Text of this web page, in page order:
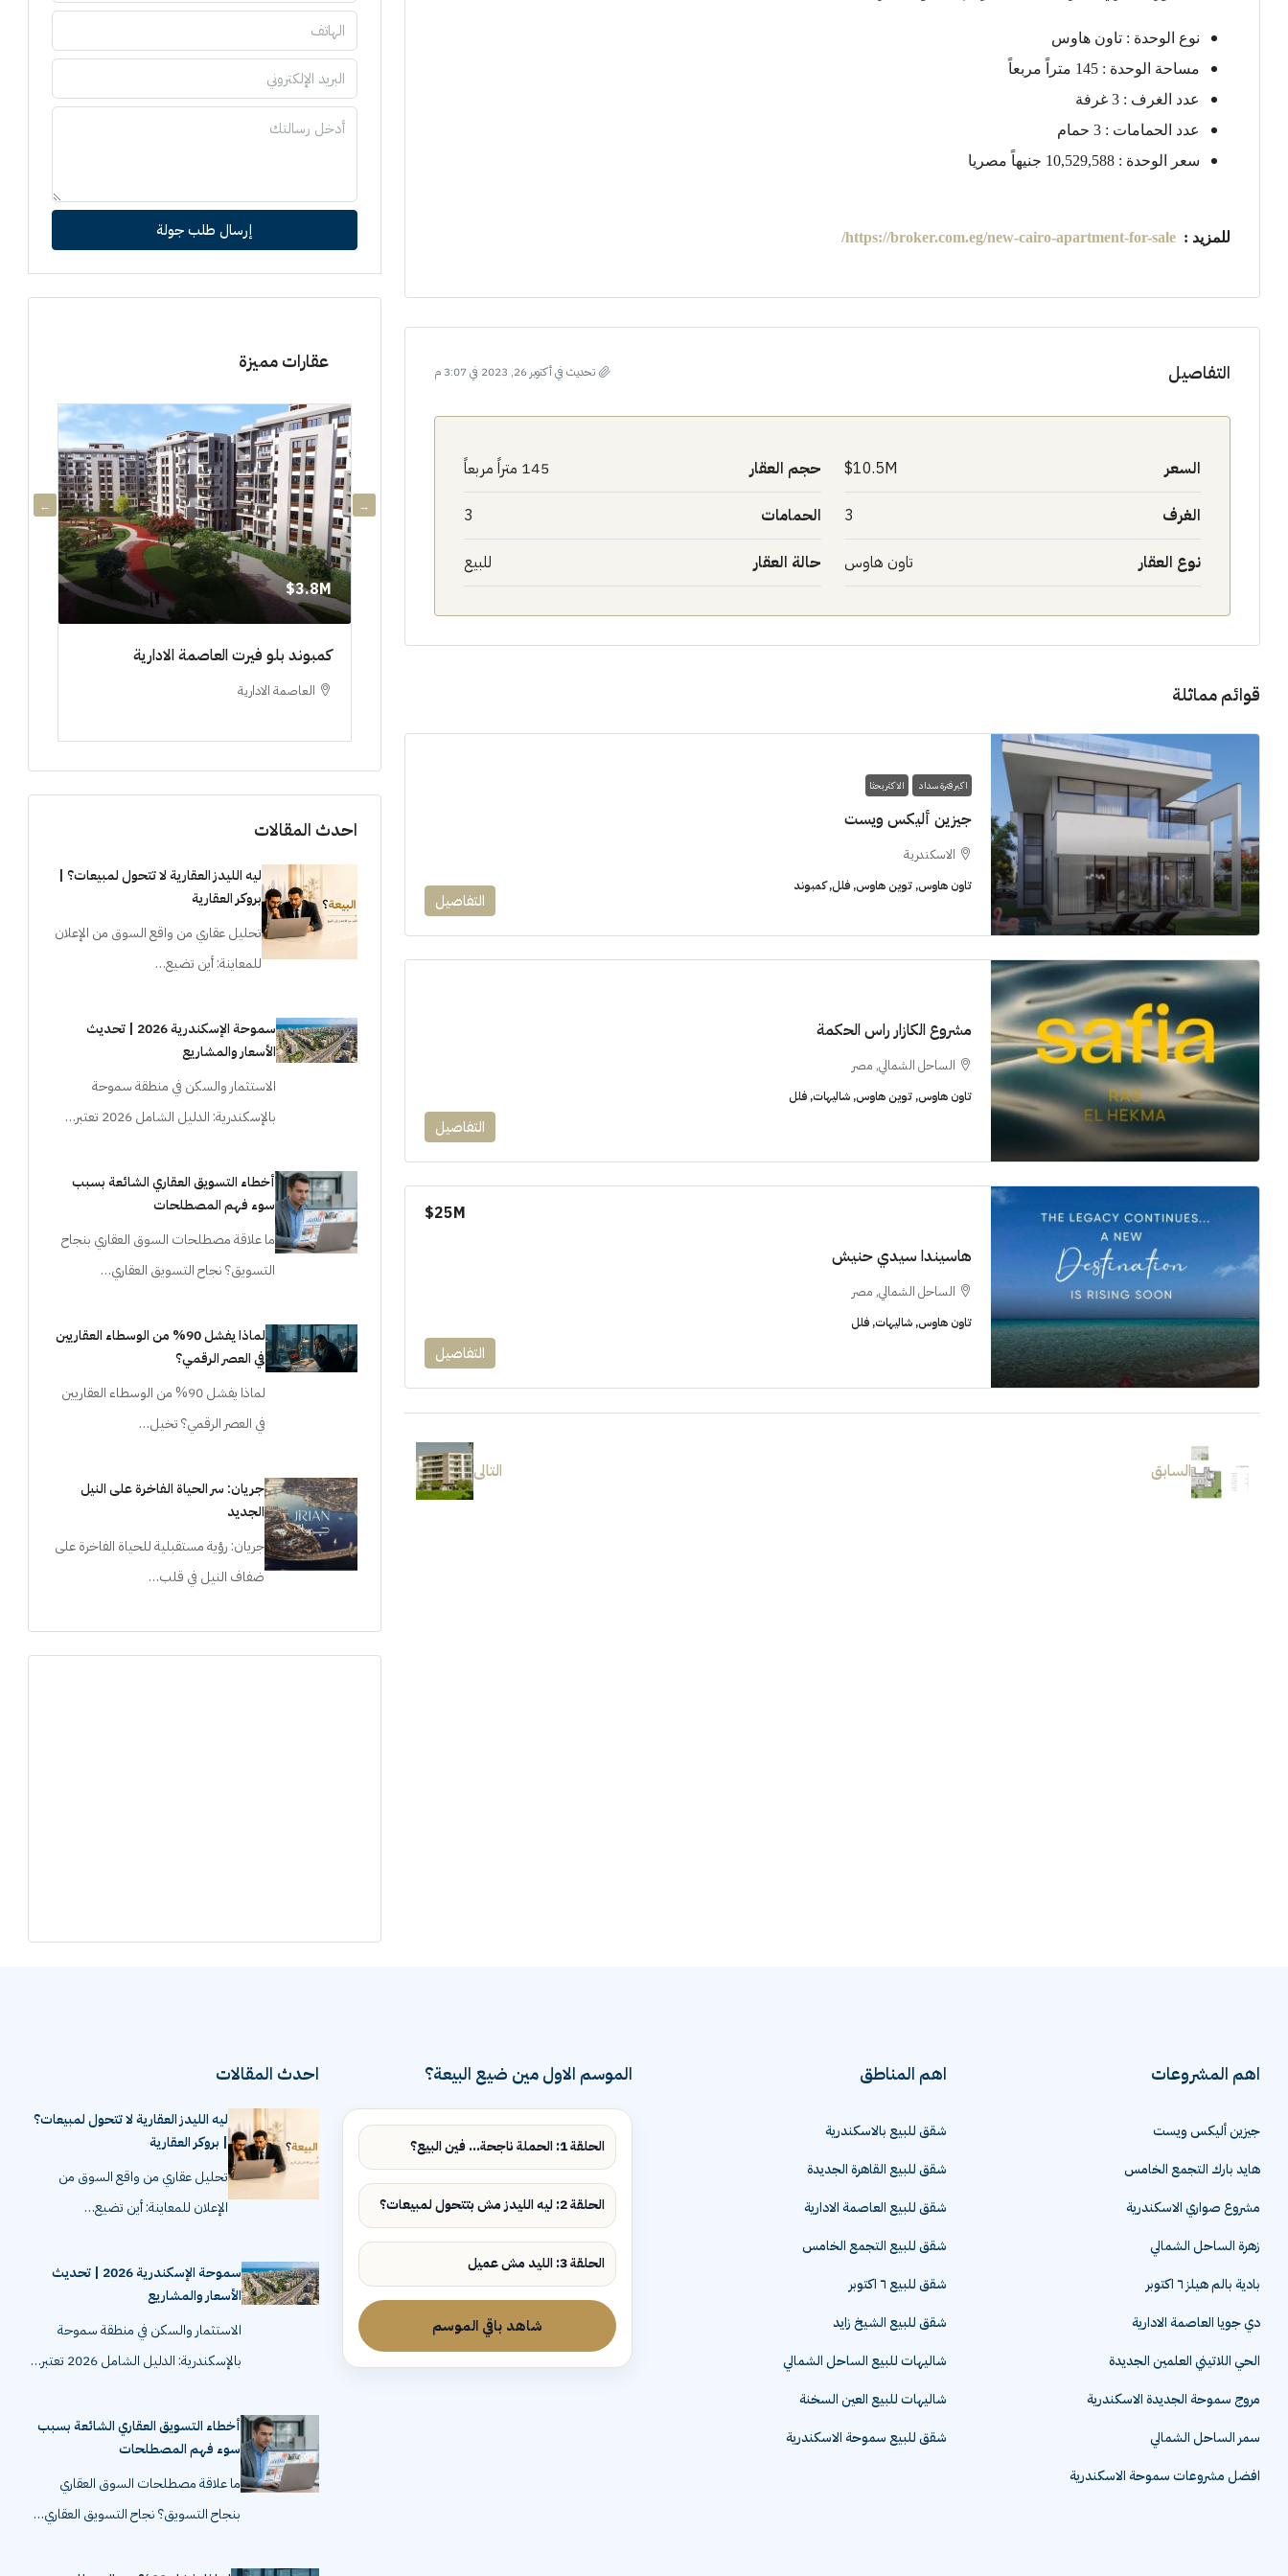
نوع الوحدة : تاون هاوس
مساحة الوحدة : 145 متراً مربعاً
عدد الغرف : 3 غرفة
عدد الحمامات : 3 حمام
سعر الوحدة : 10,529,588 جنيهاً مصريا
للمزيد : https://broker.com.eg/new-cairo-apartment-for-sale/
التفاصيل تحديث في أكتوبر 26, 2023 في 3:07 م
السعر 10.5M$ حجم العقار 145 متراً مربعاً
الغرف 3 الحمامات 3
نوع العقار تاون هاوس حالة العقار للبيع
قوائم مماثلة
اكبر فترة سداد الاكثر بحثا
جيزين أليكس ويست
الاسكندرية
تاون هاوس, توين هاوس, فلل, كمبوند
التفاصيل
مشروع الكازار راس الحكمة
الساحل الشمالي, مصر
تاون هاوس, توين هاوس, شاليهات, فلل
التفاصيل
هاسيندا سيدي حنيش
25M$
الساحل الشمالي, مصر
تاون هاوس, شاليهات, فلل
التفاصيل
السابق التالى
إرسال طلب جولة
عقارات مميزة
11M$
3.8M$
كمبوند بلو فيرت العاصمة الادارية
العاصمة الادارية
احدث المقالات
ليه الليدز العقارية لا تتحول لمبيعات؟ |
بروكر العقارية
تحليل عقاري من واقع السوق من الإعلان
للمعاينة: أين تضيع…
سموحة الإسكندرية 2026 | تحديث
الأسعار والمشاريع
الاستثمار والسكن في منطقة سموحة
بالإسكندرية: الدليل الشامل 2026 تعتبر…
أخطاء التسويق العقاري الشائعة بسبب
سوء فهم المصطلحات
ما علاقة مصطلحات السوق العقاري بنجاح
التسويق؟ نجاح التسويق العقاري…
لماذا يفشل 90% من الوسطاء العقاريين
في العصر الرقمي؟
لماذا يفشل 90% من الوسطاء العقاريين
في العصر الرقمي؟ تخيل…
جريان: سر الحياة الفاخرة على النيل
الجديد
جريان: رؤية مستقبلية للحياة الفاخرة على
ضفاف النيل في قلب…
اهم المشروعات
جيزين أليكس ويست
هايد بارك التجمع الخامس
مشروع صواري الاسكندرية
زهرة الساحل الشمالي
بادية بالم هيلز ٦ اكتوبر
دي جويا العاصمة الادارية
الحي اللاتيني العلمين الجديدة
مروج سموحة الجديدة الاسكندرية
سمر الساحل الشمالي
افضل مشروعات سموحة الاسكندرية
اهم المناطق
شقق للبيع بالاسكندرية
شقق للبيع القاهرة الجديدة
شقق للبيع العاصمة الادارية
شقق للبيع التجمع الخامس
شقق للبيع ٦ اكتوبر
شقق للبيع الشيخ زايد
شاليهات للبيع الساحل الشمالي
شاليهات للبيع العين السخنة
شقق للبيع سموحة الاسكندرية
الموسم الاول مين ضيع البيعة؟
الحلقة 1: الحملة ناجحة... فين البيع؟
الحلقة 2: ليه الليدز مش بتتحول لمبيعات؟
الحلقة 3: الليد مش عميل
شاهد باقي الموسم
احدث المقالات
ليه الليدز العقارية لا تتحول لمبيعات؟
| بروكر العقارية
تحليل عقاري من واقع السوق من
الإعلان للمعاينة: أين تضيع…
سموحة الإسكندرية 2026 | تحديث
الأسعار والمشاريع
الاستثمار والسكن في منطقة سموحة
بالإسكندرية: الدليل الشامل 2026 تعتبر…
أخطاء التسويق العقاري الشائعة بسبب
سوء فهم المصطلحات
ما علاقة مصطلحات السوق العقاري
بنجاح التسويق؟ نجاح التسويق العقاري…